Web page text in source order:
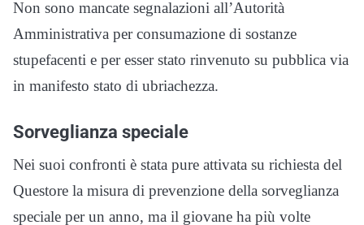
Non sono mancate segnalazioni all’Autorità
Amministrativa per consumazione di sostanze
stupefacenti e per esser stato rinvenuto su pubblica via
in manifesto stato di ubriachezza.
Sorveglianza speciale
Nei suoi confronti è stata pure attivata su richiesta del
Questore la misura di prevenzione della sorveglianza
speciale per un anno, ma il giovane ha più volte